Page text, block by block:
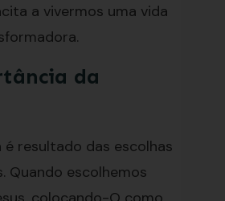
a vivermos uma vida
da
é resultado das escolhas
Quando escolhemos